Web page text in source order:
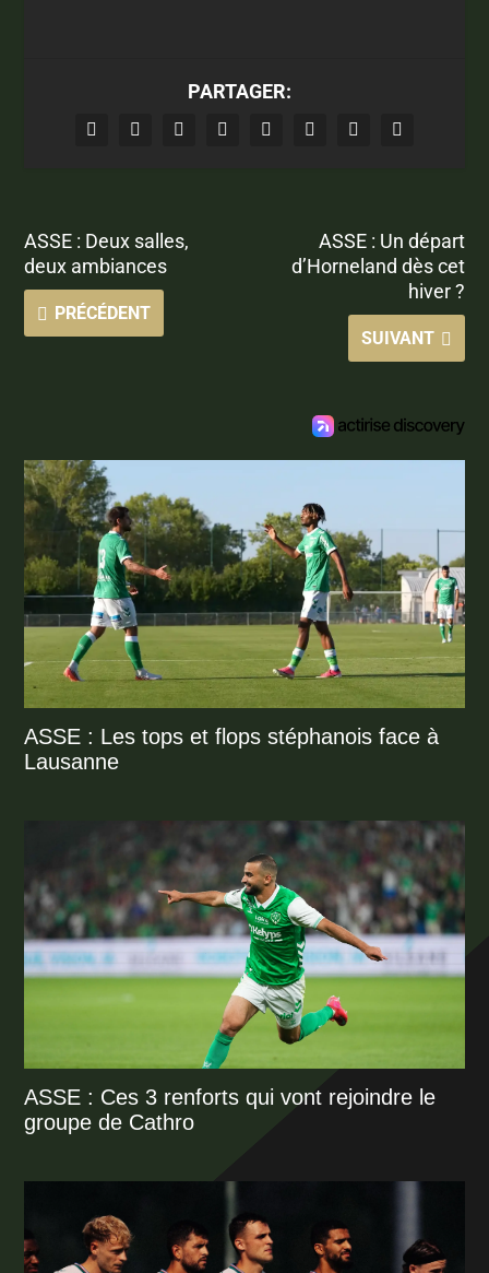
PARTAGER:
ASSE : Deux salles,
deux ambiances
PRÉCÉDENT
ASSE : Un départ
d’Horneland dès cet
hiver ?
SUIVANT
ASSE : Les tops et flops stéphanois face à
Lausanne
ASSE : Ces 3 renforts qui vont rejoindre le
groupe de Cathro